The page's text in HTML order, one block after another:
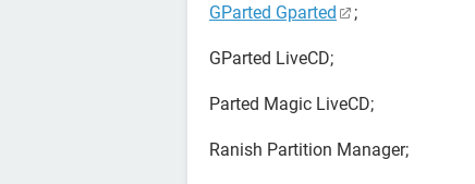
GParted Gparted ;
GParted LiveCD;
Parted Magic LiveCD;
Ranish Partition Manager;